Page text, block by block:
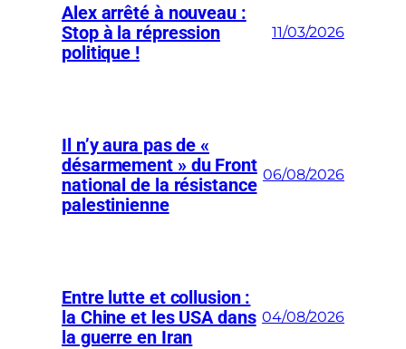
Alex arrêté à nouveau :
Stop à la répression
politique !
11/03/2026
Il n’y aura pas de «
désarmement » du Front
national de la résistance
palestinienne
06/08/2026
Entre lutte et collusion :
la Chine et les USA dans
la guerre en Iran
04/08/2026